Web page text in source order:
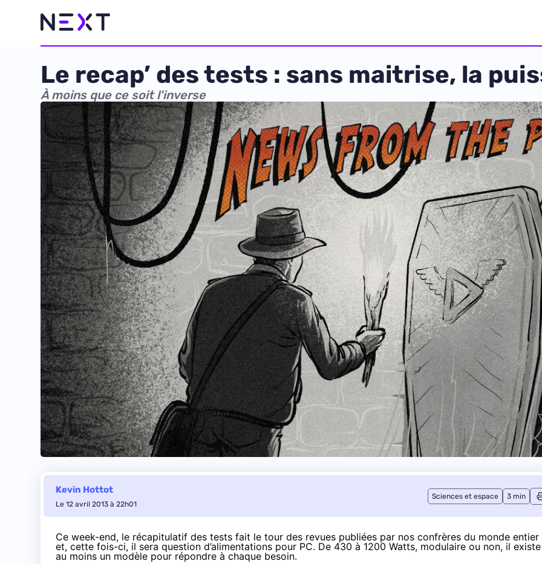
Le recap’ des tests : sans maitrise, la
À moins que ce soit l'inverse
Kevin Hottot
Le 12 avril 2013 à 22h01
Sciences et espace 3 min
Ce week-end, le récapitulatif des tests fait le tour des revues publiées par nos confrères du monde entier
et, cette fois-ci, il sera question d’alimentations pour PC. De 430 à 1200 Watts, modulaire ou non, il existe
au moins un modèle pour répondre à chaque besoin.